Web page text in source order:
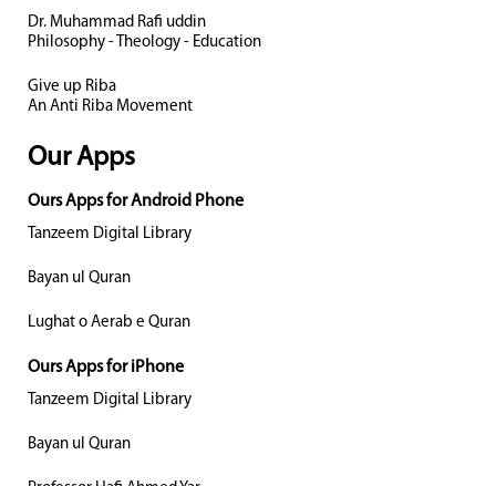
Dr. Muhammad Rafi uddin
Philosophy - Theology - Education
Give up Riba
An Anti Riba Movement
Our Apps
Ours Apps for Android Phone
Tanzeem Digital Library
Bayan ul Quran
Lughat o Aerab e Quran
Ours Apps for iPhone
Tanzeem Digital Library
Bayan ul Quran